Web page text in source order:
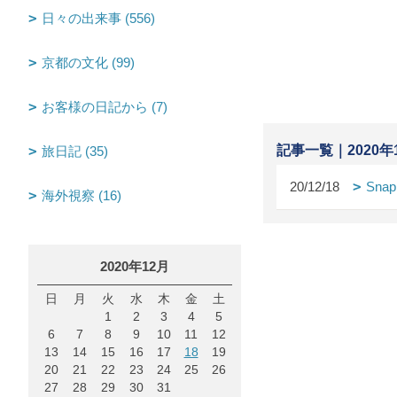
記事一覧｜2020年
20/12/18
日々の出来事 (556)
京都の文化 (99)
お客様の日記から (7)
旅日記 (35)
海外視察 (16)
2020年12月
日 月 火 水 木 金
土
1
2 3 4
5
6
7 8 9 10 11
12
13
14 15 16 17 18
19
20
21 22 23 24 25
26
27
28 29 30 31